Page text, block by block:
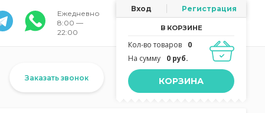
Ежедневно
8:00 —
22:00
Вход Регистрация
В КОРЗИНЕ
Кол-во товаров
0
На сумму
0 руб.
КОРЗИНА
Заказать звонок